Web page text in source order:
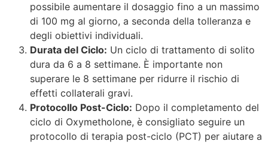
possibile aumentare il dosaggio fino a un massimo
di 100 mg al giorno, a seconda della tolleranza e
degli obiettivi individuali.
Durata del Ciclo: Un ciclo di trattamento di solito
dura da 6 a 8 settimane. È importante non
superare le 8 settimane per ridurre il rischio di
effetti collaterali gravi.
Protocollo Post-Ciclo: Dopo il completamento del
ciclo di Oxymetholone, è consigliato seguire un
protocollo di terapia post-ciclo (PCT) per aiutare a